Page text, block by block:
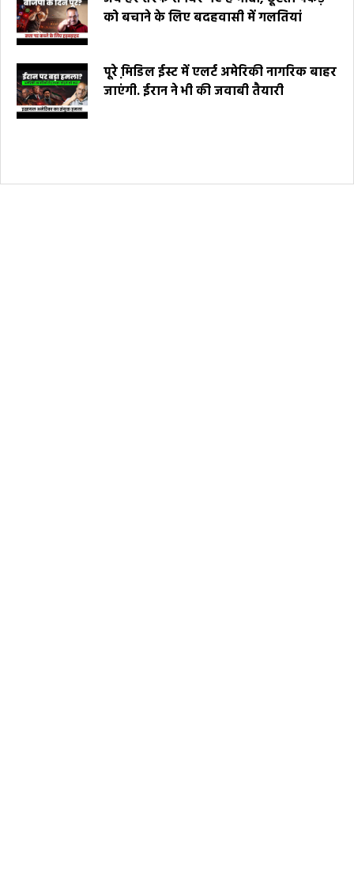
को बचाने के लिए बदहवासी में गलतियां
पूरे मि़डिल ईस्ट में एलर्ट अमेरिकी नागरिक बाहर
जाएंगी. ईरान ने भी की जवाबी तैयारी